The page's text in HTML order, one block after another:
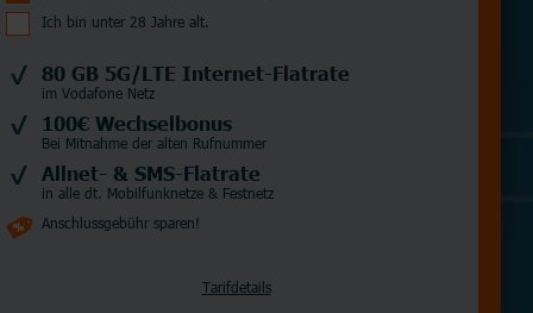
Ich bin unter 28 Jahre alt.
80 GB 5G/LTE Internet-Flatrate
im Vodafone Netz
100€ Wechselbonus
Bei Mitnahme der alten Rufnummer
Allnet- & SMS-Flatrate
in alle dt. Mobilfunknetze & Festnetz
Anschlussgebühr sparen!
Tarifdetails